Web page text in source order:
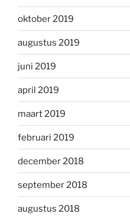
oktober 2019
augustus 2019
juni 2019
april 2019
maart 2019
februari 2019
december 2018
september 2018
augustus 2018